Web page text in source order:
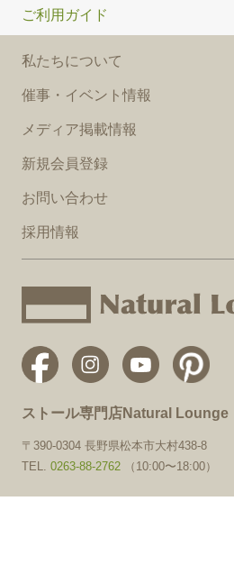
ご利用ガイド
私たちについて
催事・イベント情報
メディア掲載情報
新規会員登録
お問い合わせ
採用情報
ストール専門店Natural Lounge
〒390-0304 長野県松本市大村438-8
TEL. 0263-88-2762（10:00〜18:00）